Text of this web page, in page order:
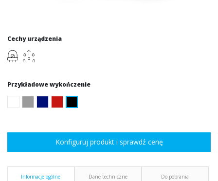
Cechy urządzenia
Przykładowe wykończenie
Konfiguruj produkt i sprawdź cenę
Informacje ogólne Dane techniczne Do pobrania